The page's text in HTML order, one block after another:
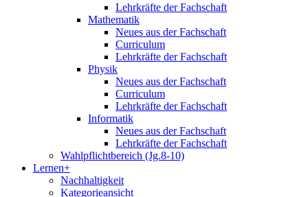
Lehrkräfte der Fachschaft
Mathematik
Neues aus der Fachschaft
Curriculum
Lehrkräfte der Fachschaft
Physik
Neues aus der Fachschaft
Curriculum
Lehrkräfte der Fachschaft
Informatik
Neues aus der Fachschaft
Lehrkräfte der Fachschaft
Wahlpflichtbereich (Jg.8-10)
Lernen+
Nachhaltigkeit
Kategorieansicht